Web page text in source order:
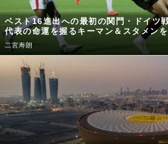
ベスト16進出への最初の関門・ドイツ
代表の命運を握るキーマン＆スタメン
二宮寿朗